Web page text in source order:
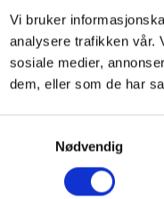
Vi bruker
analysere trafikken vår.
sosiale medier,
dem, eller som de har
Nødvendig
IP54
530g